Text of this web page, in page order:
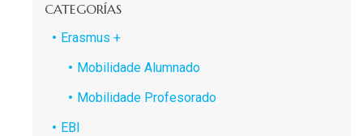
CATEGORÍAS
Erasmus +
Mobilidade Alumnado
Mobilidade Profesorado
EBI